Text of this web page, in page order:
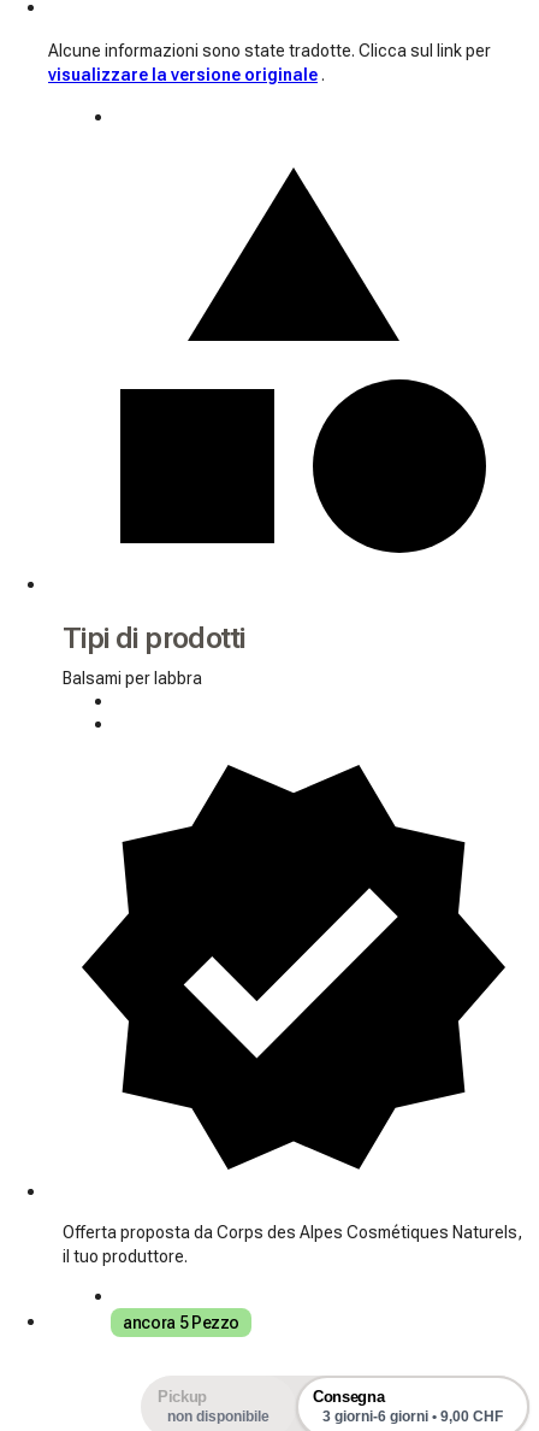
Alcune informazioni sono state tradotte. Clicca sul link per
visualizzare la versione originale .
Tipi di prodotti
Balsami per labbra
Offerta proposta da Corps des Alpes Cosmétiques Naturels,
il tuo produttore.
ancora 5 Pezzo
Pickup
non disponibile
Consegna
3 giorni-6 giorni • 9,00 CHF